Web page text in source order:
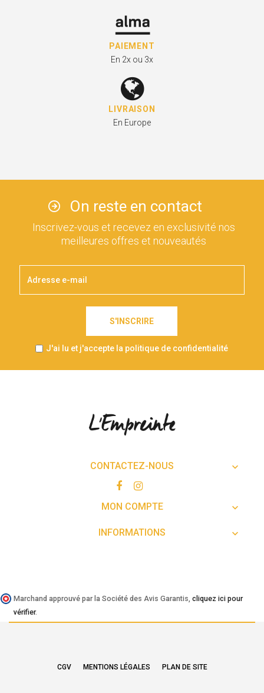
PAIEMENT
En 2x ou 3x
LIVRAISON
En Europe
On reste en contact
Inscrivez-vous et recevez en exclusivité nos
meilleures offres et nouveautés
S'INSCRIRE
J'ai lu et j'accepte la politique de confidentialité
CONTACTEZ-NOUS 
MON COMPTE 
INFORMATIONS 
Marchand approuvé par la Société des Avis Garantis, cliquez ici pour
vérifier.
CGV MENTIONS LÉGALES PLAN DE SITE